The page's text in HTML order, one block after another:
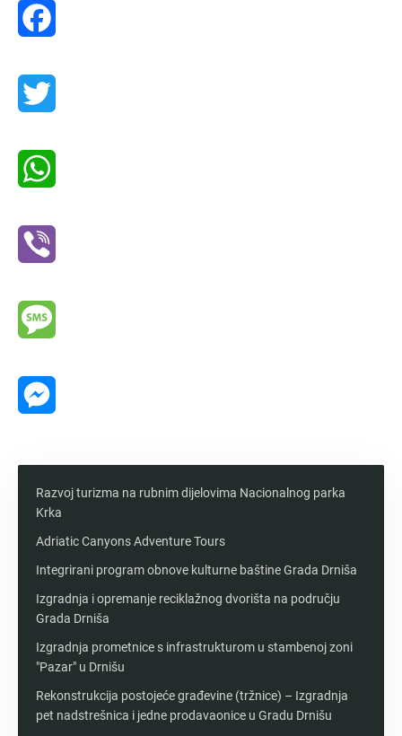
Razvoj turizma na rubnim dijelovima Nacionalnog parka
Krka
Adriatic Canyons Adventure Tours
Integrirani program obnove kulturne baštine Grada Drniša
Izgradnja i opremanje reciklažnog dvorišta na području
Grada Drniša
Izgradnja prometnice s infrastrukturom u stambenoj zoni
"Pazar" u Drnišu
Rekonstrukcija postojeće građevine (tržnice) – Izgradnja
pet nadstrešnica i jedne prodavaonice u Gradu Drnišu